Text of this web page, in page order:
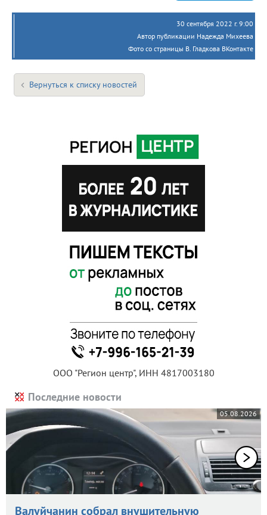
30 сентября 2022 г. 9:00
Автор публикации Надежда Михеева
Фото со страницы В. Гладкова ВКонтакте
Вернуться к списку новостей
ООО "Регион центр", ИНН 4817003180
Последние новости
05.08.2026
Валуйчанин собрал внушительную